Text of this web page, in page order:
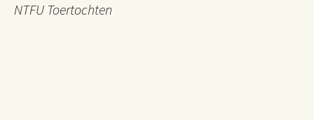
NTFU Toertochten